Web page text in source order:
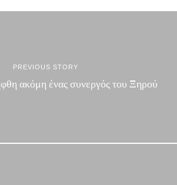
PREVIOUS STORY
ακόμη ένας συνεργός του Ξηρού